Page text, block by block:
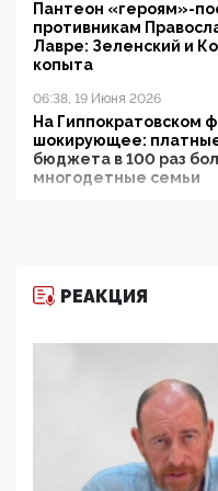
Пантеон «героям»-
противникам
Лавре: Зеленский и
копыта
06:38, 19 Июня 2026
На Гиппократовском
шокирующее:
бюджета в 100 раз
многодетные семьи
11:53, 09 Июня 2026
деятельность ИИТО
цифроглобалисты
повестку в
09:43, 01 Июня 2026
5G за счет здоровья
отобрать у регионов
защищать жилые
РЕАКЦИЯ